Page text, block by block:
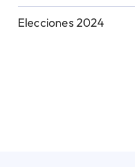
Elecciones 2024